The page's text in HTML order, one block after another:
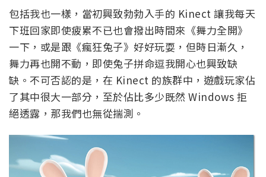
包括我也一樣，當初興致勃勃入手的 Kinect 讓我每天
下班回家即使疲累不已也會撥出時間來《舞力全開》
一下，或是跟《瘋狂兔子》好好玩耍，但時日漸久，
舞力再也開不動，即使兔子拼命逗我開心也興致缺
缺。不可否認的是，在 Kinect 的族群中，遊戲玩家佔
了其中很大一部分，至於佔比多少既然 Windows 拒
絕透露，那我們也無從揣測。